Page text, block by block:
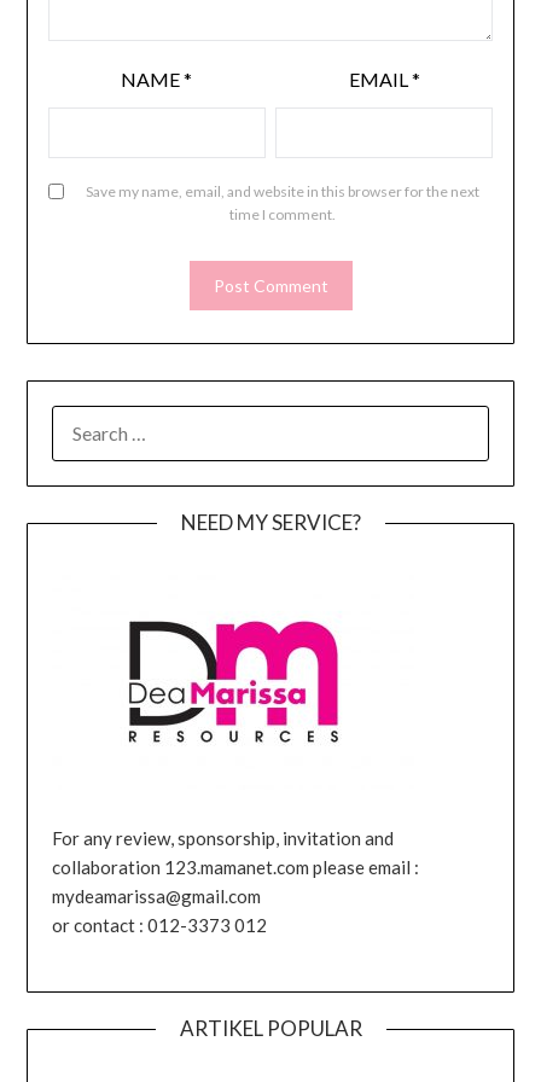
NAME* EMAIL*
Save my name, email, and website in this browser for the next
time I comment.
FOR:
NEED MY SERVICE?
For any review, sponsorship, invitation and
collaboration 123.mamanet.com please email :
mydeamarissa@gmail.com
or contact : 012-3373 012
ARTIKEL POPULAR